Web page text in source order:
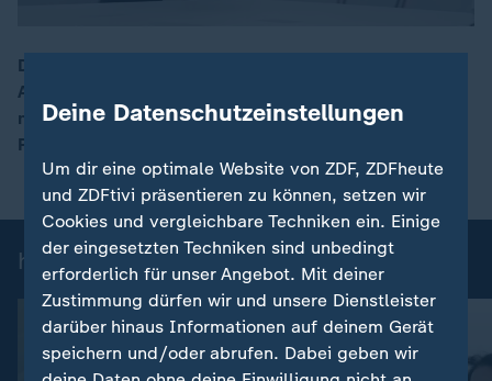
00:16
Die Staats- und Regierungschefs klingen zum
Abschluss des G7-Gipfels so optimistisch, wie lange
nicht mehr. Erleichterung gibt es hinsichtlich des US-
Präsidenten mit Blick auf die Ukraine.
heute 19:00 Uhr: Einzelbeiträge
Deine Datenschutzeinstellungen
Um dir eine optimale Website von ZDF, ZDFheute
und ZDFtivi präsentieren zu können, setzen wir
Cookies und vergleichbare Techniken ein. Einige
der eingesetzten Techniken sind unbedingt
erforderlich für unser Angebot. Mit deiner
Zustimmung dürfen wir und unsere Dienstleister
darüber hinaus Informationen auf deinem Gerät
speichern und/oder abrufen. Dabei geben wir